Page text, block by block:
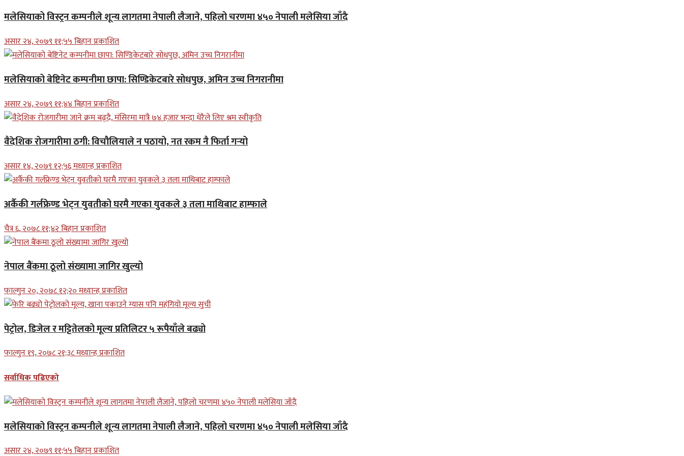
मलेसियाको विस्ट्रन कम्पनीले शून्य लागतमा नेपाली लैजाने, पहिलो चरणमा ४५० नेपाली मलेसिया जाँदै
असार २४, २०७९ ११;५५ बिहान प्रकाशित
मलेसियाको बेष्टिनेट कम्पनीमा छापा: सिण्डिकेटबारे सोधपुछ, अमिन उच्च निगरानीमा
असार २४, २०७९ ११;४४ बिहान प्रकाशित
वैदेशिक रोजगारीमा ठगी: विचौलियाले न पठायो, नत रकम नै फिर्ता गर्‍यो
असार १४, २०७९ १२;५६ मध्यान्ह प्रकाशित
अर्कैकी गर्लफ्रेण्ड भेट्न युवतीको घरमै गएका युवकले ३ तला माथिबाट हाम्फाले
चैत्र ६, २०७८ ११;४२ बिहान प्रकाशित
नेपाल बैंकमा ठूलो संख्यामा जागिर खुल्यो
फाल्गुन २०, २०७८ १२;२० मध्यान्ह प्रकाशित
पेट्रोल, डिजेल र मट्टितेलको मूल्य प्रतिलिटर ५ रूपैयाँले बढ्यो
फाल्गुन १९, २०७८ २१;३८ मध्यान्ह प्रकाशित
सर्वाधिक पढिएको
मलेसियाको विस्ट्रन कम्पनीले शून्य लागतमा नेपाली लैजाने, पहिलो चरणमा ४५० नेपाली मलेसिया जाँदै
असार २४, २०७९ ११;५५ बिहान प्रकाशित